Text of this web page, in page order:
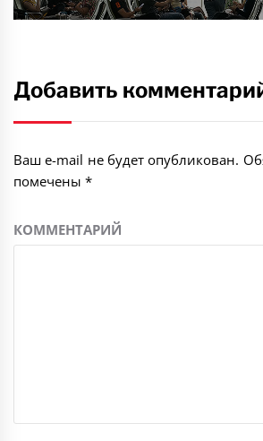
Добавить
Ваш e-mail не будет опубликован.
помечены*
КОММЕНТАРИЙ